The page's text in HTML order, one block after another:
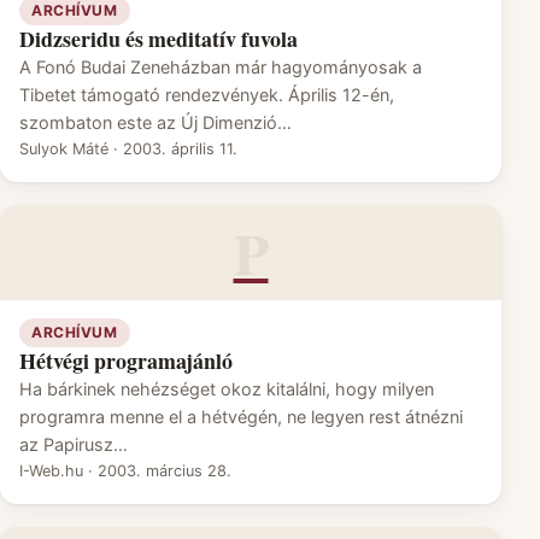
ARCHÍVUM
Didzseridu és meditatív fuvola
A Fonó Budai Zeneházban már hagyományosak a
Tibetet támogató rendezvények. Április 12-én,
szombaton este az Új Dimenzió…
Sulyok Máté · 2003. április 11.
ARCHÍVUM
Hétvégi programajánló
Ha bárkinek nehézséget okoz kitalálni, hogy milyen
programra menne el a hétvégén, ne legyen rest átnézni
az Papirusz…
I-Web.hu · 2003. március 28.